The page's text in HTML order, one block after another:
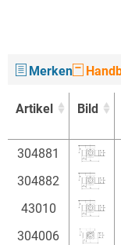
Merken
Artikel Bild
Artikel Bild
304881
304882
43010
304006